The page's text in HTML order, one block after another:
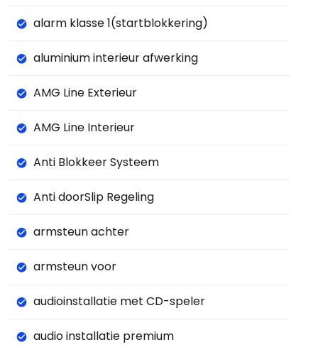
alarm klasse 1(startblokkering)
aluminium interieur afwerking
AMG Line Exterieur
AMG Line Interieur
Anti Blokkeer Systeem
Anti doorSlip Regeling
armsteun achter
armsteun voor
audioinstallatie met CD-speler
audio installatie premium